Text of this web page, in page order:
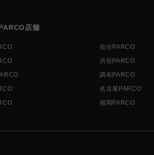
店舗
仙台PARCO
渋谷PARCO
調布PARCO
名古屋PARCO
福岡PARCO